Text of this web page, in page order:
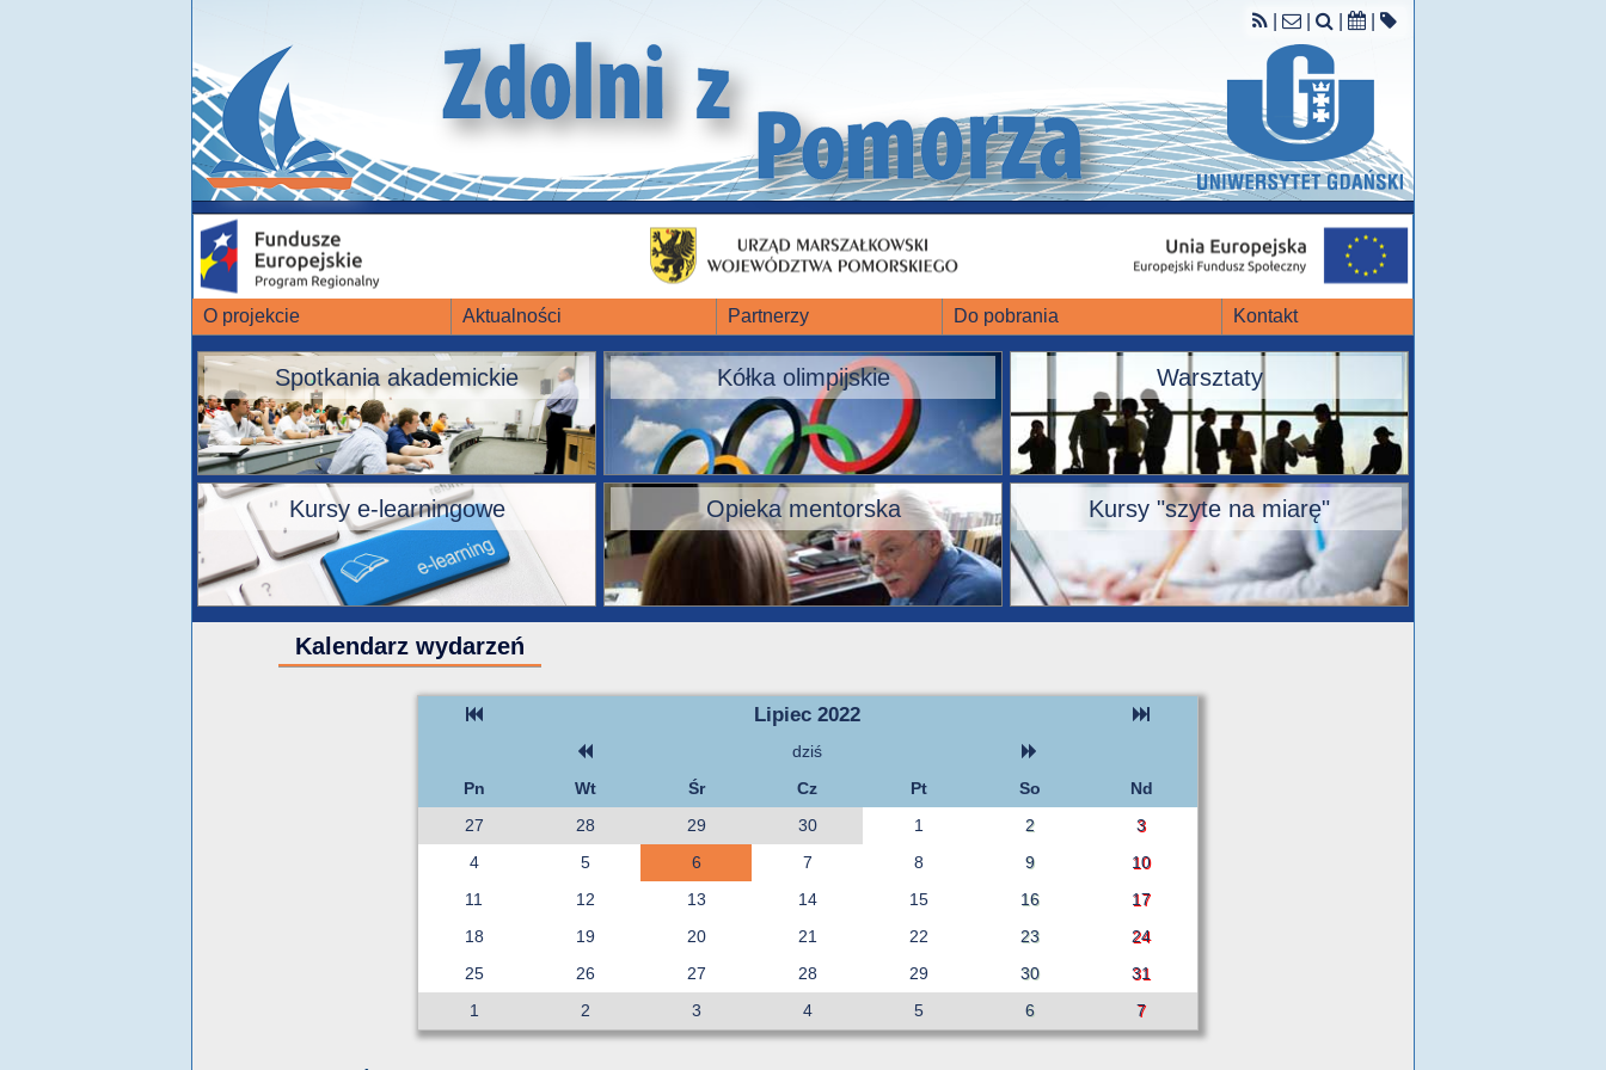
O projekcie Aktualności Partnerzy Do pobrania Kontakt
Spotkania akademickie Kółka olimpijskie Warsztaty
Kursy e-learningowe Opieka mentorska Kursy "szyte na miarę"
Kalendarz wydarzeń
Lipiec 2022
dziś
Pn
Wt Śr Cz Pt So
Nd
27
28 29 30 1 2
3
4
5 6 7 8 9
10
11
12 13 14 15 16
17
18
19 20 21 22 23
24
25
26 27 28 29 30
31
1
2 3 4 5 6 7